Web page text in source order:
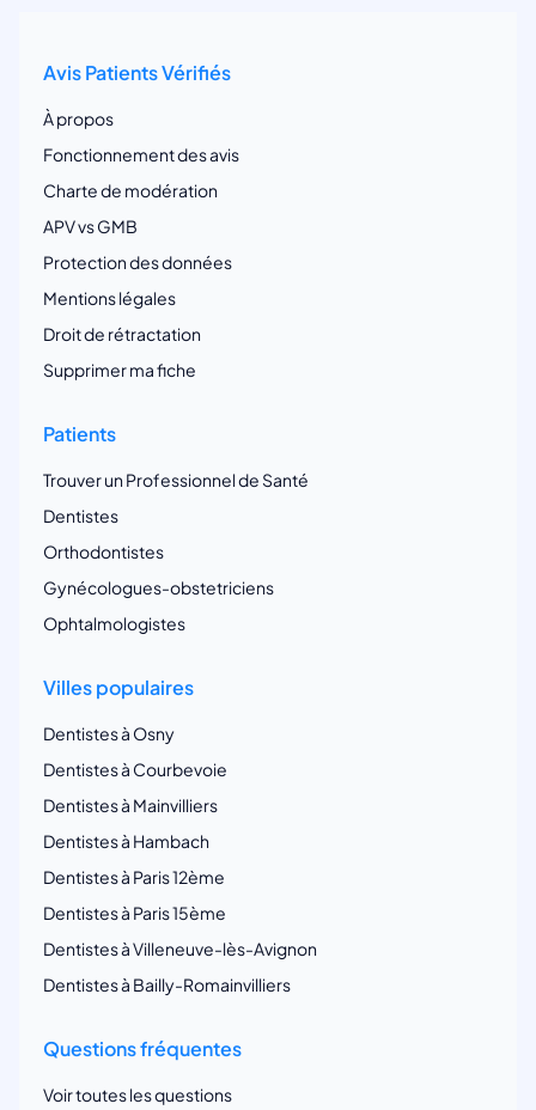
Avis Patients Vérifiés
À propos
Fonctionnement des avis
Charte de modération
APV vs GMB
Protection des données
Mentions légales
Droit de rétractation
Supprimer ma fiche
Patients
Trouver un Professionnel de Santé
Dentistes
Orthodontistes
Gynécologues-obstetriciens
Ophtalmologistes
Villes populaires
Dentistes à Osny
Dentistes à Courbevoie
Dentistes à Mainvilliers
Dentistes à Hambach
Dentistes à Paris 12ème
Dentistes à Paris 15ème
Dentistes à Villeneuve-lès-Avignon
Dentistes à Bailly-Romainvilliers
Questions fréquentes
Voir toutes les questions